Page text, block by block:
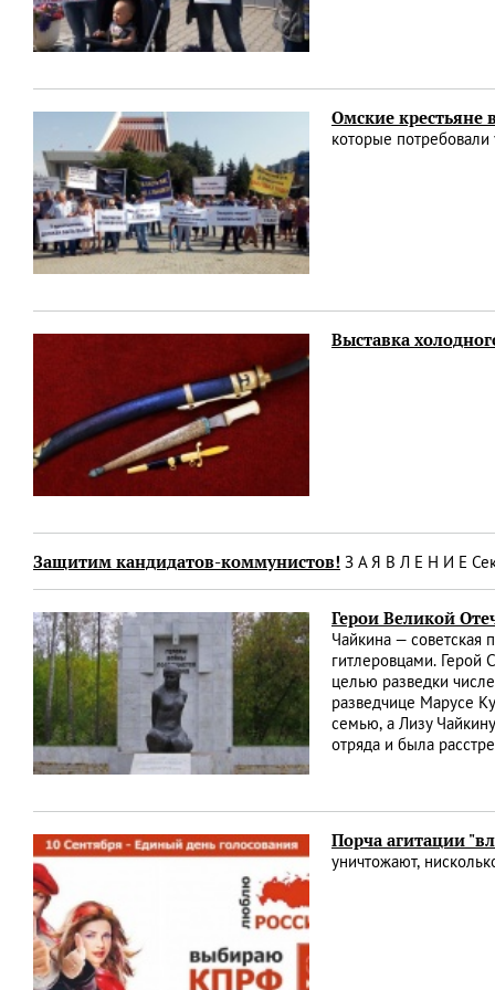
Омские
которые
Выставка
Защитим кандидатов-коммунистов! З А Я В Л Е Н И Е
Герои Великой
Чайкина — советская
гитлеровцами. Герой
целью разведки
разведчице Марусе
семью, а Лизу
отряда и была
Порча агитации
уничтожают,